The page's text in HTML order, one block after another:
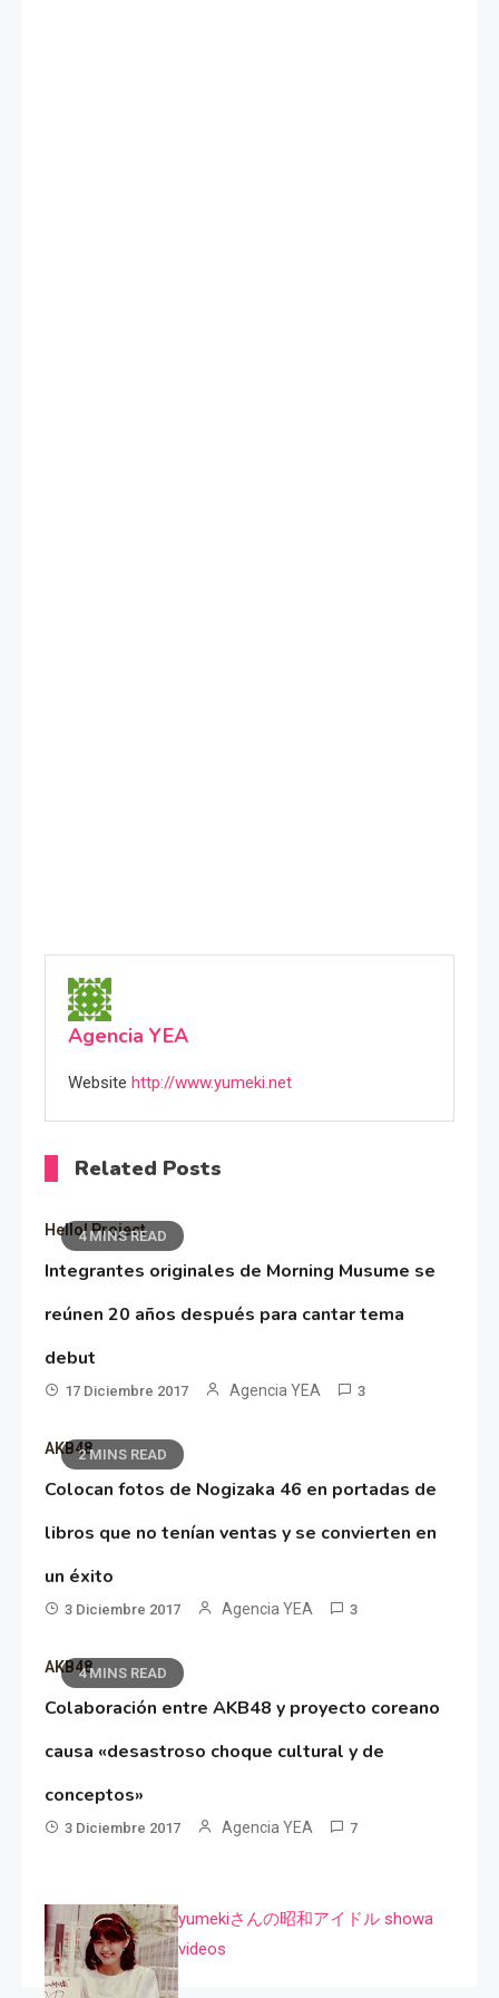
Agencia YEA
Website http://www.yumeki.net
Related Posts
4 MINS READ
Hello! Project
Integrantes originales de Morning Musume se
reúnen 20 años después para cantar tema
debut
17 Diciembre 2017 Agencia YEA 3
2 MINS READ
AKB48
Colocan fotos de Nogizaka 46 en portadas de
libros que no tenían ventas y se convierten en
un éxito
3 Diciembre 2017 Agencia YEA 3
4 MINS READ
AKB48
Colaboración entre AKB48 y proyecto coreano
causa «desastroso choque cultural y de
conceptos»
3 Diciembre 2017 Agencia YEA 7
yumekiさんの昭和アイドル showa
videos